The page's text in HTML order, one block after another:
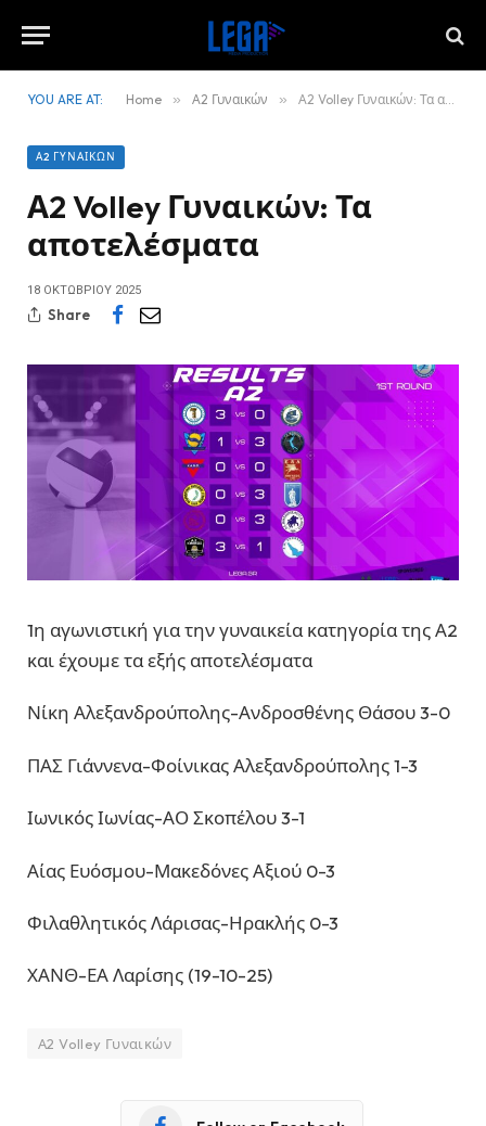
YOU ARE AT: Home » Α2 Γυναικών » Α2 Volley Γυναικών: Τα αποτελέσματα
Α2 ΓΥΝΑΙΚΏΝ
Α2 Volley Γυναικών: Τα
αποτελέσματα
18 ΟΚΤΩΒΡΊΟΥ 2025
Share
1η αγωνιστική για την γυναικεία κατηγορία της Α2
και έχουμε τα εξής αποτελέσματα
Νίκη Αλεξανδρούπολης-Ανδροσθένης Θάσου 3-0
ΠΑΣ Γιάννενα-Φοίνικας Αλεξανδρούπολης 1-3
Ιωνικός Ιωνίας-ΑΟ Σκοπέλου 3-1
Αίας Ευόσμου-Μακεδόνες Αξιού 0-3
Φιλαθλητικός Λάρισας-Ηρακλής 0-3
ΧΑΝΘ-ΕΑ Λαρίσης (19-10-25)
Α2 Volley Γυναικών